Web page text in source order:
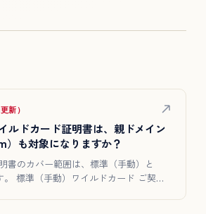
新）
ルドカード証明書は、親ドメイン
）も対象になりますか？
書のカバー範囲は、標準（手動）と
。 標準（手動）ワイルドカード ご契約